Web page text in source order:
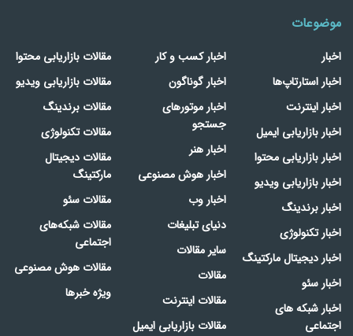
موضوعات
اخبار
اخبار استارتاپ‌ها
اخبار اینترنت
اخبار بازاریابی ایمیل
اخبار بازاریابی محتوا
اخبار بازاریابی ویدیو
اخبار برندینگ
اخبار تکنولوژی
اخبار دیجیتال مارکتینگ
اخبار سئو
اخبار شبکه های
اجتماعی
اخبار کسب و کار
اخبار گوناگون
اخبار موتورهای
جستجو
اخبار هنر
اخبار هوش مصنوعی
اخبار وب
دنیای تبلیغات
سایر مقالات
مقالات
مقالات اینترنت
مقالات بازاریابی ایمیل
مقالات بازاریابی محتوا
مقالات بازاریابی ویدیو
مقالات برندینگ
مقالات تکنولوژی
مقالات دیجیتال
مارکتینگ
مقالات سئو
مقالات شبکه‌های
اجتماعی
مقالات هوش مصنوعی
ویژه خبرها